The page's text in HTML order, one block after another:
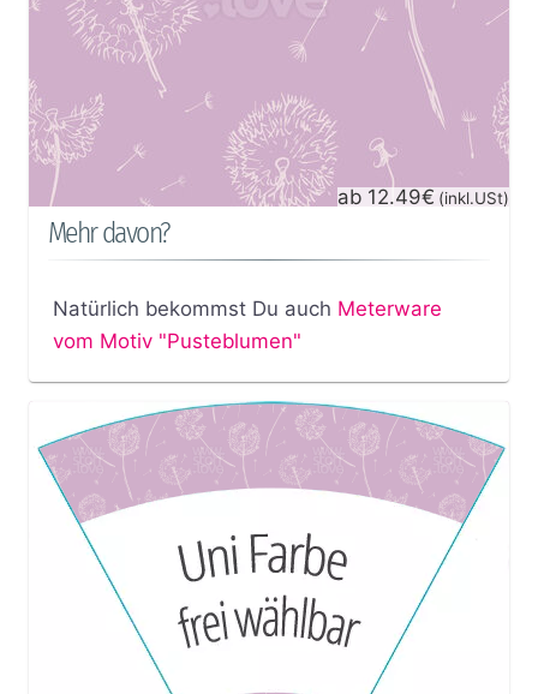
ab 12.49€ (inkl.USt)
Mehr davon?
Natürlich bekommst Du auch Meterware
vom Motiv "Pusteblumen"